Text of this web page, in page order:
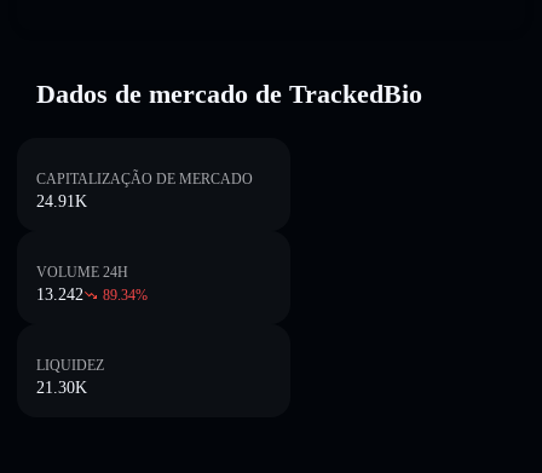
Dados de mercado de TrackedBio
CAPITALIZAÇÃO DE MERCADO
24.91K
VOLUME 24H
13.242 89.34%
LIQUIDEZ
21.30K